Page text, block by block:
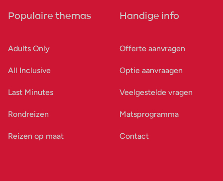
Populaire themas
Adults Only
All Inclusive
Last Minutes
Rondreizen
Reizen op maat
Handige info
Offerte aanvragen
Optie aanvraagen
Veelgestelde vragen
Matsprogramma
Contact